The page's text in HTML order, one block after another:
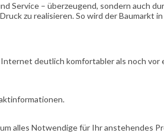
Service – überzeugend, sondern auch
zu realisieren. So wird der Baumarkt
deutlich komfortabler als noch vor
alles Notwendige für Ihr anstehendes